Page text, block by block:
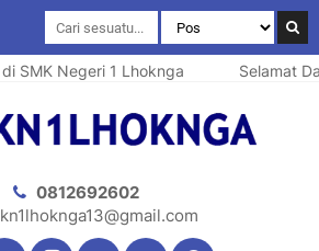
SMK Negeri 1 Lhoknga Selamat
0812692602